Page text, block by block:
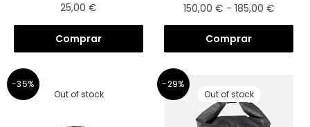
25,00€
Comprar
150,00 € - 185,00 €
Comprar
-35%
Out of stock
-29%
Out of stock